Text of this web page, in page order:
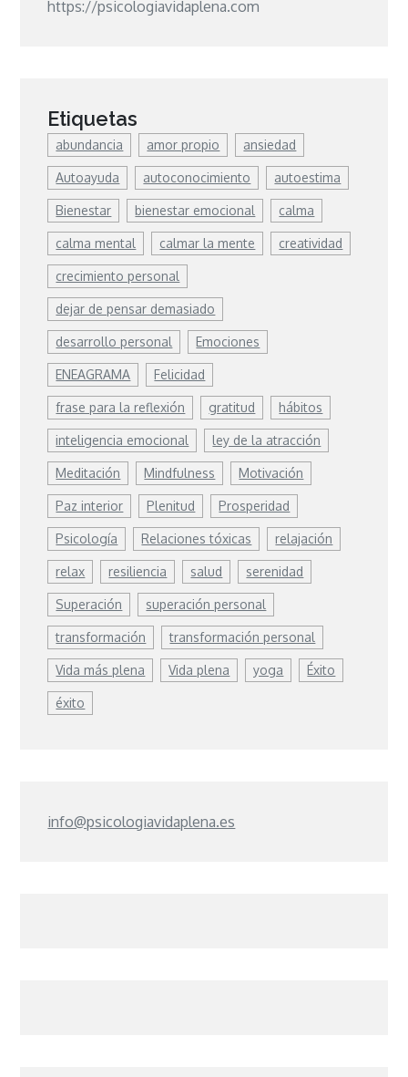
https://psicologiavidaplena.com
Etiquetas
abundancia amor propio ansiedad
Autoayuda autoconocimiento autoestima
Bienestar bienestar emocional calma
calma mental calmar la mente creatividad
crecimiento personal
dejar de pensar demasiado
desarrollo personal Emociones
ENEAGRAMA Felicidad
frase para la reflexión gratitud hábitos
inteligencia emocional ley de la atracción
Meditación Mindfulness Motivación
Paz interior Plenitud Prosperidad
Psicología Relaciones tóxicas relajación
relax resiliencia salud serenidad
Superación superación personal
transformación transformación personal
Vida más plena Vida plena yoga Éxito
éxito
info@psicologiavidaplena.es